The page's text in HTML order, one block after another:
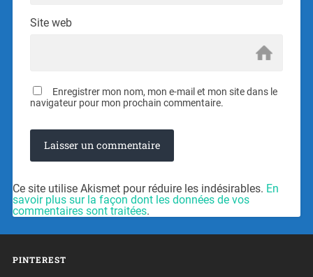
Site web
Enregistrer mon nom, mon e-mail et mon site dans le
navigateur pour mon prochain commentaire.
Ce site utilise Akismet pour réduire les indésirables. En
savoir plus sur la façon dont les données de vos
commentaires sont traitées.
PINTEREST